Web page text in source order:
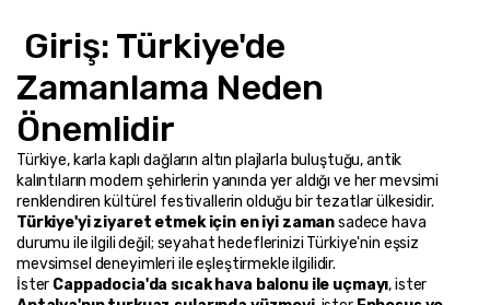
Zamanlama Neden
Önemlidir
Türkiye, karla kaplı dağların altın plajlarla buluştuğu, antik
kalıntıların modern şehirlerin yanında yer aldığı ve her mevsimi
Türkiye'yi ziyaret etmek için en iyi zaman sadece hava
durumu ile ilgili değil; seyahat hedeflerinizi Türkiye'nin eşsiz
mevsimsel deneyimleri ile eşleştirmekle ilgilidir.
İster Cappadocia'da sıcak hava balonu ile uçmayı